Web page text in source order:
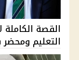
التعليم ومحضر